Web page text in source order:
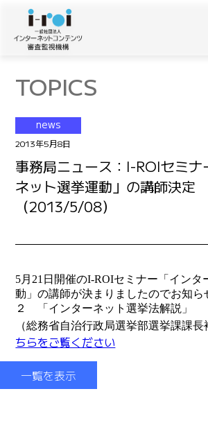
TOPICS
news
2013年5月8日
事務局ニュース：I-ROIセミナ
ネット選挙運動」の講師決定
（2013/5/08）
5月21日開催のI-ROIセミナー「インタ
動」の講師が決まりましたのでお知ら
２ 「インターネット選挙法解説
（総務省自治行政局選挙部選挙課課
ちらをご覧ください
一覧を表示